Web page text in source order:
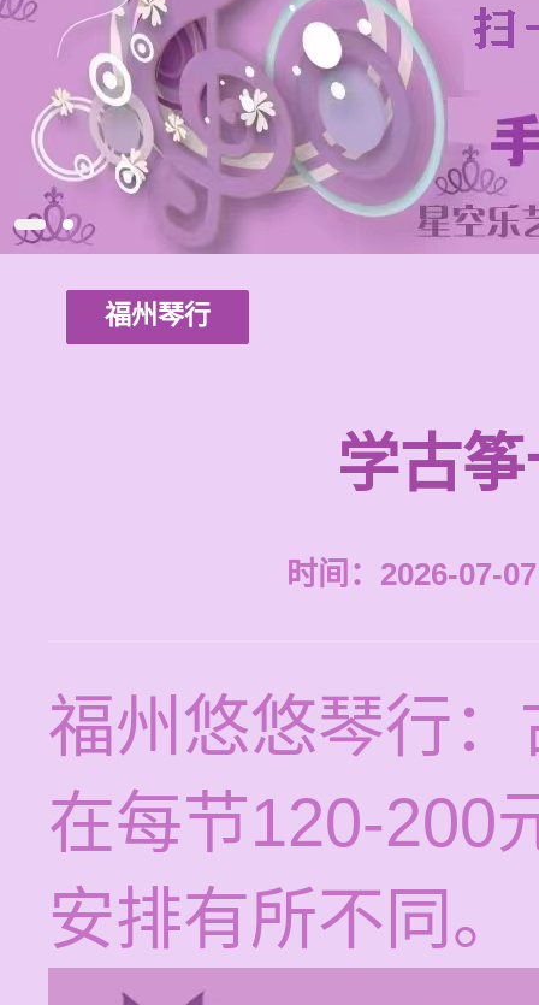
福州琴行
学古
时间：2026-07-
福州悠悠琴行
在每节120-200
安排有所不同。